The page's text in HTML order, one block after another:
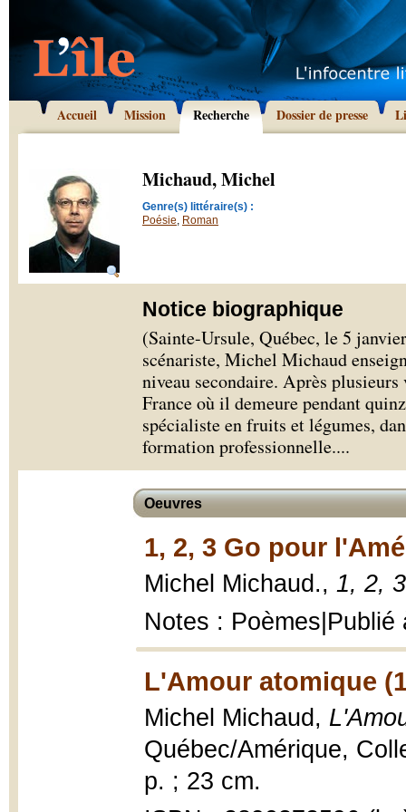
Accueil Mission Recherche Dossier de presse
Michaud, Michel
Genre(s) littéraire(s) :
Poésie, Roman
Notice biographique
(Sainte-Ursule, Québec, le 5
scénariste, Michel Michaud
niveau secondaire. Après
France où il demeure pendant
spécialiste en fruits et légumes,
formation professionnelle....
Oeuvres
1, 2, 3 Go pour
Michel Michaud., 1, 2,
Notes : Poèmes|Publié
L'Amour atomique
Michel Michaud,
Québec/Amérique,
p. ; 23 cm.